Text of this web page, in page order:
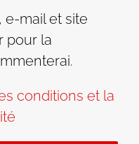
e-mail et site
pour la
conditions et la